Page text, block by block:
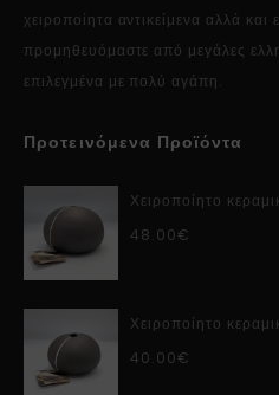
χειροποίητα αντικείμενα αλλά
προμηθευόμαστε από μεγάλες
επιλεγμένα με πολύ αγάπη.
Προτεινόμενα Προϊόντα
Χειροποίητο
48.00€
Χειροποίητο
40.00€